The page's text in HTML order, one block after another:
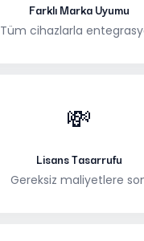
Farklı Marka Uyumu
Tüm cihazlarla
💸
Lisans Tasarrufu
Gereksiz maliyetlere